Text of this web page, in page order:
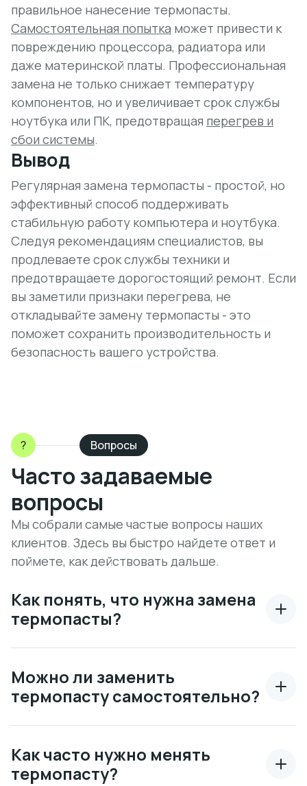
правильное нанесение термопасты.
Самостоятельная попытка может привести к
повреждению процессора, радиатора или
даже материнской платы. Профессиональная
замена не только снижает температуру
компонентов, но и увеличивает срок службы
ноутбука или ПК, предотвращая перегрев и
сбои системы.
Вывод
Регулярная замена термопасты - простой, но
эффективный способ поддерживать
стабильную работу компьютера и ноутбука.
Следуя рекомендациям специалистов, вы
продлеваете срок службы техники и
предотвращаете дорогостоящий ремонт. Если
вы заметили признаки перегрева, не
откладывайте замену термопасты - это
поможет сохранить производительность и
безопасность вашего устройства.
? Вопросы
Часто задаваемые
вопросы
Мы собрали самые частые вопросы наших
клиентов. Здесь вы быстро найдете ответ и
поймете, как действовать дальше.
Как понять, что нужна замена
термопасты?
Можно ли заменить
термопасту самостоятельно?
Как часто нужно менять
термопасту?